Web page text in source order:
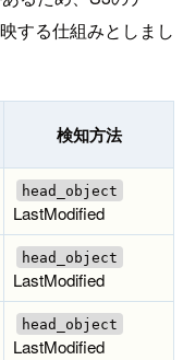
する仕組みとしまし
検知方法
head_object
LastModified
head_object
LastModified
head_object
LastModified